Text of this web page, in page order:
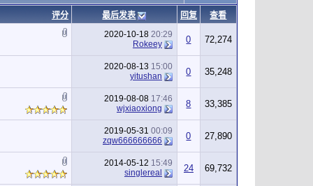
评分 最后发表 回复 查看
2020-10-18 20:29
Rokeey
0 72,274
2020-08-13 15:00
yitushan
0 35,248
2019-08-08 17:46
wjxiaoxiong
8 33,385
2019-05-31 00:09
zqw666666666
0 27,890
2014-05-12 15:49
singlereal
24 69,732